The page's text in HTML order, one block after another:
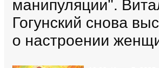
манипуляции".
Гогунский снова
о настроении